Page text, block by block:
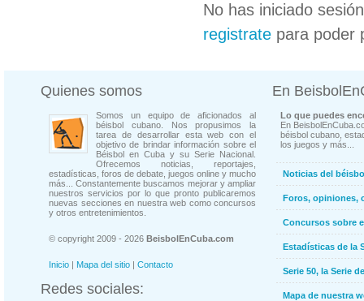
No has iniciado
registrate para poder
Quienes somos
Somos un equipo de aficionados al
béisbol cubano. Nos propusimos la
tarea de desarrollar esta web con el
objetivo de brindar información sobre el
Béisbol en Cuba y su Serie Nacional.
Ofrecemos noticias, reportajes,
estadísticas, foros de debate, juegos online y mucho
más... Constantemente buscamos mejorar y ampliar
nuestros servicios por lo que pronto publicaremos
nuevas secciones en nuestra web como concursos
y otros entretenimientos.
© copyright 2009 - 2026 BeisbolEnCuba.com
Inicio | Mapa del sitio | Contacto
Redes sociales:
En
Lo que puedes
En
béisbol cubano,
los juegos y más...
Noticias del
Foros, opiniones,
Concursos sobre
Estadísticas de la
Serie 50, la Serie
Mapa de nuestra